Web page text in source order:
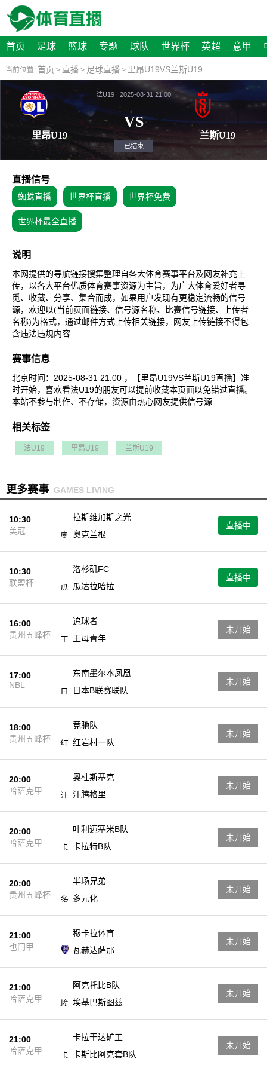
首页 足球 篮球 专题 球队 世界杯 英超 意甲
当前位置: 首页 > 直播> 足球直播> 里昂U19VS兰斯U19
法U19 | 2025-08-31 21:00
VS
直播信号
蜘蛛直播 世界杯直播 世界杯免费
世界杯最全直播
说明
本网提供的导航链接搜集整理自各大体育赛事平台及网友补充上
传，以各大平台优质体育赛事资源为主旨，为广大体育爱好者寻
觅、收藏、分享、集合而成，如果用户发现有更稳定流畅的信号
源，欢迎以(当前页面链接、信号源名称、比赛信号链接、上传者
名称)为格式，通过邮件方式上传相关链接，网友上传链接不得包
含违法违规内容.
赛事信息
北京时间：2025-08-31 21:00 ，【里昂U19VS兰斯U19直播】准
时开始，喜欢看法U19的朋友可以提前收藏本页面以免错过直播。
本站不参与制作、不存储，资源由热心网友提供信号源
相关标签
法U19 里昂U19 兰斯U19
更多赛事 GAMES LIVING
10:30
美冠
拉斯维加斯之光
奥克兰根
直播中
10:30
联盟杯
洛杉矶FC
瓜达拉哈拉
直播中
16:00
贵州五峰杯
追球者
王母青年
未开始
17:00
NBL
东南墨尔本凤凰
日本B联赛联队
未开始
18:00
贵州五峰杯
竞驰队
红岩村一队
未开始
20:00
哈萨克甲
奥杜斯基克
汗腾格里
未开始
20:00
哈萨克甲
叶利迈塞米B队
卡拉特B队
未开始
20:00
贵州五峰杯
半场兄弟
多元化
未开始
21:00
也门甲
穆卡拉体育
瓦赫达萨那
未开始
21:00
哈萨克甲
阿克托比B队
埃基巴斯图兹
未开始
21:00
哈萨克甲
卡拉干达矿工
卡斯比阿克套B队
未开始